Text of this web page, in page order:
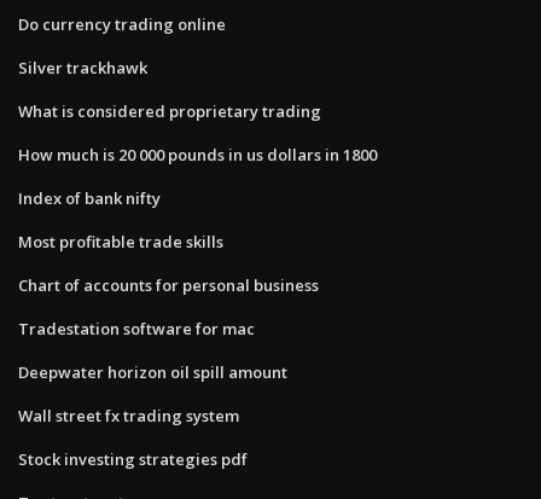
Do currency trading online
Silver trackhawk
What is considered proprietary trading
How much is 20 000 pounds in us dollars in 1800
Index of bank nifty
Most profitable trade skills
Chart of accounts for personal business
Tradestation software for mac
Deepwater horizon oil spill amount
Wall street fx trading system
Stock investing strategies pdf